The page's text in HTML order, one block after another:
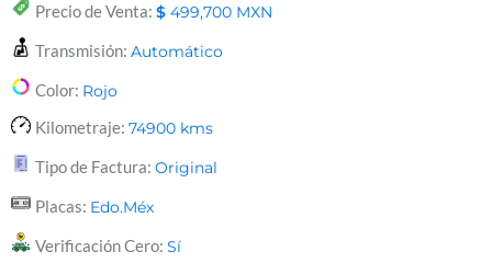
Precio de Venta: $ 499,700 MXN
Transmisión: Automático
Color: Rojo
Kilometraje: 74900 kms
Tipo de Factura: Original
Placas: Edo.Méx
Verificación Cero: Sí